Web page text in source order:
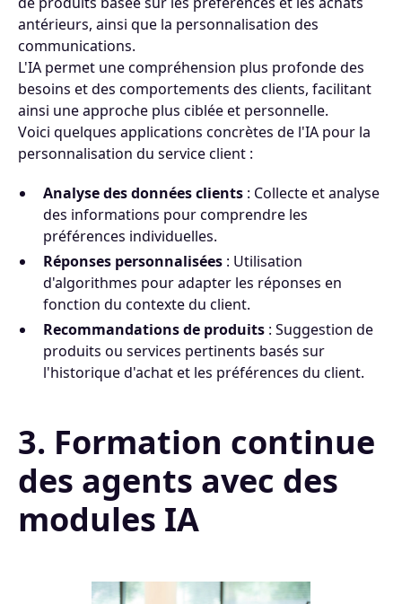
antérieurs, ainsi que la personnalisation des
communications.
L'IA permet une compréhension plus profonde des
besoins et des comportements des clients, facilitant
ainsi une approche plus ciblée et personnelle.
Voici quelques applications concrètes de l'IA pour la
personnalisation du service client :
Analyse des données clients : Collecte et analyse
des informations pour comprendre les
préférences individuelles.
Réponses personnalisées : Utilisation
d'algorithmes pour adapter les réponses en
fonction du contexte du client.
Recommandations de produits : Suggestion de
produits ou services pertinents basés sur
l'historique d'achat et les préférences du client.
3. Formation continue
des agents avec des
modules IA